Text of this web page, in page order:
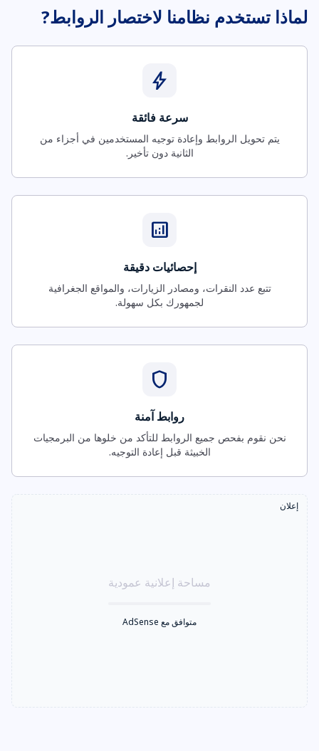
لماذا تستخدم نظامنا لاختصار الروابط?
bolt
سرعة فائقة
يتم تحويل الروابط وإعادة توجيه المستخدمين في أجزاء من
الثانية دون تأخير.
analytics
إحصائيات دقيقة
تتبع عدد النقرات، ومصادر الزيارات، والمواقع الجغرافية
لجمهورك بكل سهولة.
shield
روابط آمنة
نحن نقوم بفحص جميع الروابط للتأكد من خلوها من البرمجيات
الخبيثة قبل إعادة التوجيه.
إعلان
مساحة إعلانية عمودية
متوافق مع AdSense